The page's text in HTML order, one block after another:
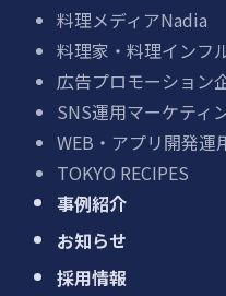
料理メディアNadia
料理家・料理インフ
広告プロモーション
SNS運用マーケティ
WEB・アプリ開発運
TOKYO RECIPES
事例紹介
お知らせ
採用情報